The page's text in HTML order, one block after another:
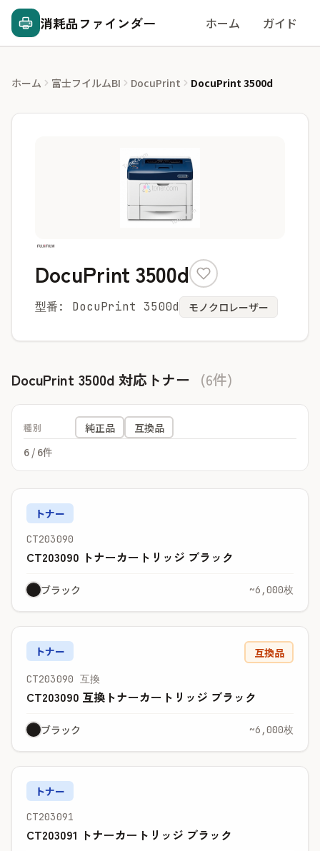
消耗品ファインダー ホーム ガイド
ホーム 富士フイルムBI DocuPrint DocuPrint 3500d
DocuPrint 3500d
型番: DocuPrint 3500d モノクロレーザー
DocuPrint 3500d 対応トナー (6件)
種別 純正品
互換品
6 / 6件
トナー
CT203090
CT203090 トナーカートリッジ ブラック
ブラック ~6,000枚
トナー 互換品
CT203090 互換
CT203090 互換トナーカートリッジ ブラック
ブラック ~6,000枚
トナー
CT203091
CT203091 トナーカートリッジ ブラック